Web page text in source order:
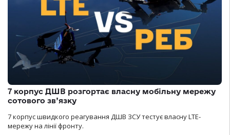
7 корпус ДШВ розгортає власну мобільну мережу
сотового зв’язку
7 корпус швидкого реагування ДШВ ЗСУ тестує власну LTE-
мережу на лінії фронту.